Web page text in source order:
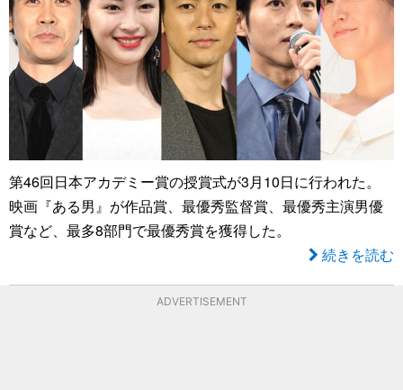
第46回日本アカデミー賞の授賞式が3月10日に行われた。
映画『ある男』が作品賞、最優秀監督賞、最優秀主演男優
賞など、最多8部門で最優秀賞を獲得した。
続きを読む
ADVERTISEMENT